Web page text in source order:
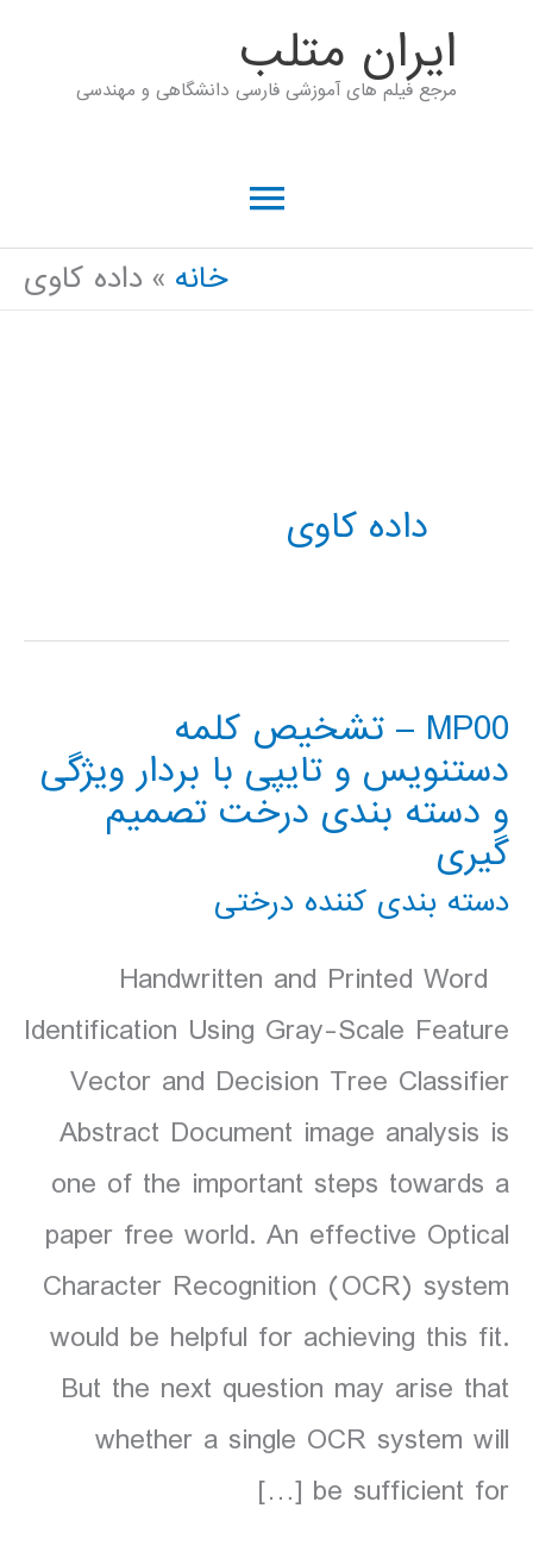
ايران متلب
مرجع فیلم های آموزشی فارسی دانشگاهی و مهندسی
فهرست
اصلی
خانه داده کاوی
داده کاوی
MP00 – تشخیص کلمه
دستنویس و تایپی با بردار ویژگی
و دسته بندی درخت تصمیم
گیری
دسته بندی کننده درختی
Handwritten and Printed Word
Identification Using Gray-Scale Feature
Vector and Decision Tree Classifier
Abstract Document image analysis is
one of the important steps towards a
paper free world. An effective Optical
Character Recognition (OCR) system
would be helpful for achieving this fit.
But the next question may arise that
whether a single OCR system will
be sufficient for […]